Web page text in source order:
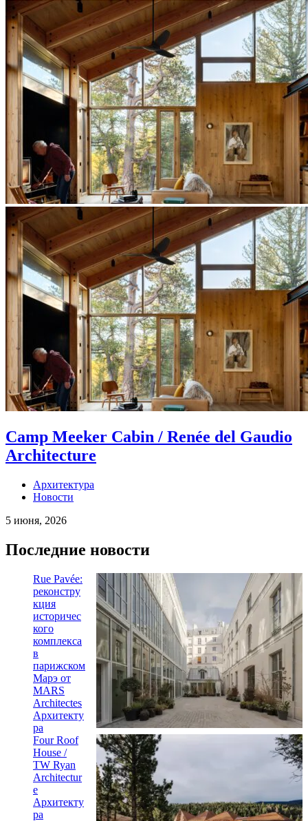
Camp Meeker Cabin / Renée del Gaudio
Architecture
Архитектура
Новости
5 июня, 2026
Последние новости
Rue Pavée:
реконстру
кция
историчес
кого
комплекса
в
парижском
Марэ от
MARS
Architectes
Архитекту
ра
Four Roof
House /
TW Ryan
Architectur
e
Архитекту
ра